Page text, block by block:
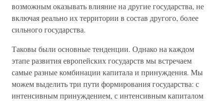
возможным оказывать влияние на другие государства, не
включая реально их территории в состав другого, более
сильного государства.
Таковы были основные тенденции. Однако на каждом
этапе развития европейских государств мы встречаем
самые разные комбинации капитала и принуждения. Мы
можем выделить три пути формирования государства: с
интенсивным принуждением, с интенсивным капиталом